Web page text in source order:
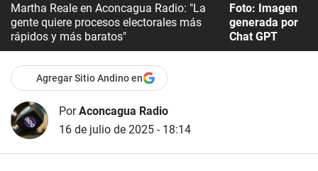
Martha Reale en Aconcagua Radio: "La
gente quiere procesos electorales más
rápidos y más baratos"
Foto: Imagen
generada por
Chat GPT
Agregar Sitio Andino en
PorAconcagua Radio
16 de julio de 2025 - 18:14